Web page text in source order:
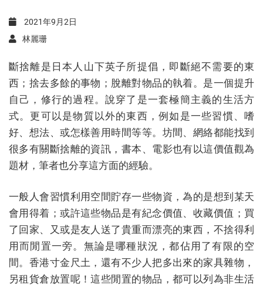
2021年9月2日
林麗珊
斷捨離是日本人山下英子所提倡，即斷絕不需要的東
西；捨去多餘的事物；脫離對物品的執着。是一個提升
自己，修行的過程。說穿了是一套極簡主義的生活方
式。更可以是物質以外的東西，例如是一些習慣、嗜
好、想法、或怎樣善用時間等等。坊間、網絡都能找到
很多有關斷捨離的資訊，書本、電影也有以這價值觀為
題材，筆者也分享這方面的經驗。
一般人會習慣利用空間貯存一些物資，為的是想到某天
會用得着；或許這些物品是有紀念價值、收藏價值；買
了回家、又或是友人送了貴重而漂亮的東西，不捨得利
用而閒置一旁。無論是哪種狀況，都佔用了有限的空
間。香港寸金尺土，還有不少人把多出來的家具雜物，
另租貨倉放置呢！這些閒置的物品，都可以列為非生活